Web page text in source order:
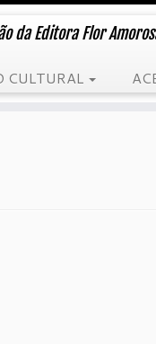
da Editora Flor
CULTURAL